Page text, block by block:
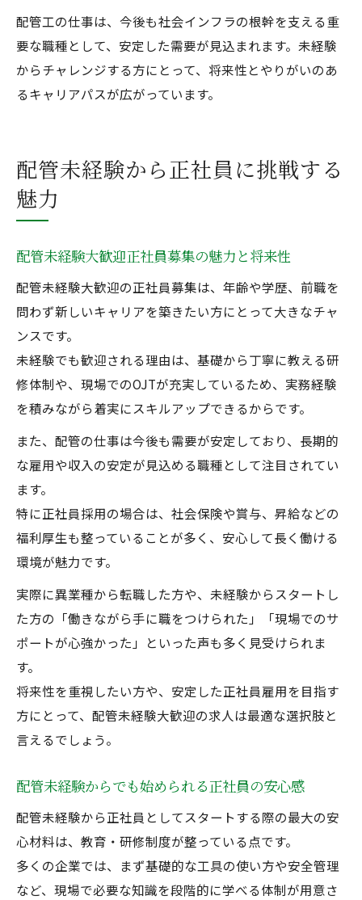
配管工の仕事は、今後も社会インフラの根幹を支える重
要な職種として、安定した需要が見込まれます。未経験
からチャレンジする方にとって、将来性とやりがいのあ
るキャリアパスが広がっています。
配管未経験から正社員に挑戦する
魅力
配管未経験大歓迎正社員募集の魅力と将来性
配管未経験大歓迎の正社員募集は、年齢や学歴、前職を
問わず新しいキャリアを築きたい方にとって大きなチャ
ンスです。
未経験でも歓迎される理由は、基礎から丁寧に教える研
修体制や、現場でのOJTが充実しているため、実務経験
を積みながら着実にスキルアップできるからです。
また、配管の仕事は今後も需要が安定しており、長期的
な雇用や収入の安定が見込める職種として注目されてい
ます。
特に正社員採用の場合は、社会保険や賞与、昇給などの
福利厚生も整っていることが多く、安心して長く働ける
環境が魅力です。
実際に異業種から転職した方や、未経験からスタートし
た方の「働きながら手に職をつけられた」「現場でのサ
ポートが心強かった」といった声も多く見受けられま
す。
将来性を重視したい方や、安定した正社員雇用を目指す
方にとって、配管未経験大歓迎の求人は最適な選択肢と
言えるでしょう。
配管未経験からでも始められる正社員の安心感
配管未経験から正社員としてスタートする際の最大の安
心材料は、教育・研修制度が整っている点です。
多くの企業では、まず基礎的な工具の使い方や安全管理
など、現場で必要な知識を段階的に学べる体制が用意さ